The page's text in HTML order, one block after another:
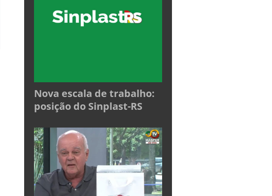
Nova escala de trabalho:
posição do Sinplast-RS